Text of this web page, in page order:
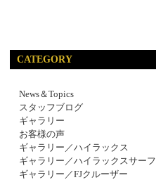
CATEGORY
News＆Topics
スタッフブログ
ギャラリー
お客様の声
ギャラリー／ハイラックス
ギャラリー／ハイラックスサーフ
ギャラリー／FJクルーザー